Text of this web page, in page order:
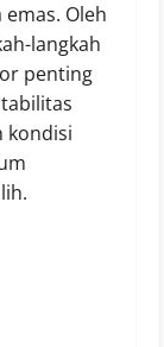
Oleh
langkah
penting
kondisi